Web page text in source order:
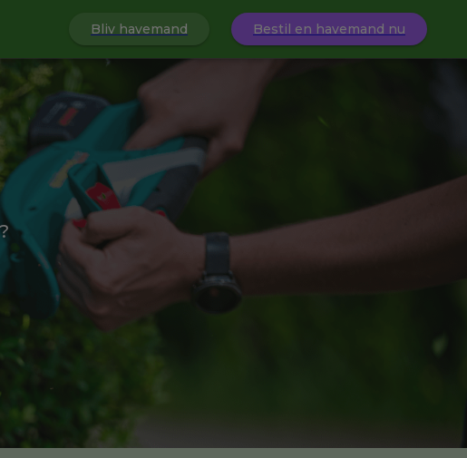
Bliv havemand Bestil en havemand nu